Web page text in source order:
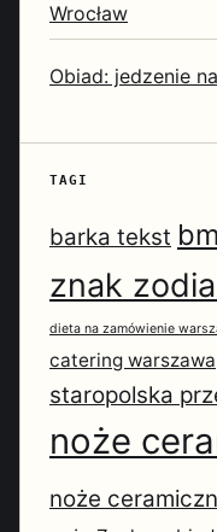
Wrocław
Obiad: jedzenie
TAGI
barka tekst
znak
dieta na zamówienie
catering warszawa
staropolska
noże
noże